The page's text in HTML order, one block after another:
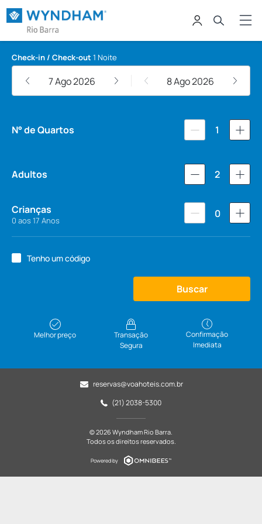
Wyndham Rio Barra
Check-in / Check-out 1 Noite
7 Ago 2026 8 Ago 2026
N° de Quartos 1
Adultos 2
Crianças
0 aos 17 Anos
0
Tenho um código
Buscar
Melhor preço
Transação
Segura
Confirmação
Imediata
reservas@voahoteis.com.br
(21) 2038-5300
© 2026 Wyndham Rio Barra.
Todos os direitos reservados.
Powered by